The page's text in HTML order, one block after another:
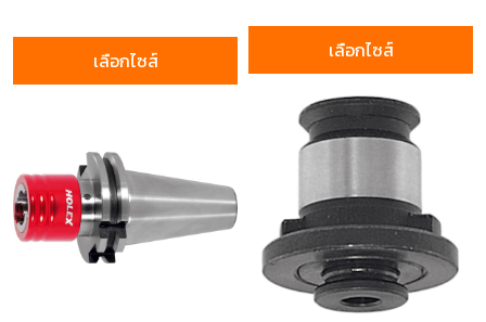
เลือกไซส์ เลือกไซส์